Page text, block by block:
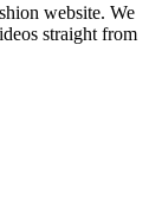
website. We
straight from